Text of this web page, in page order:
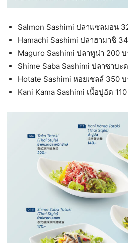
Salmon Sashimi ปลาแซลมอน
Hamachi Sashimi ปลาฮามาชิ
Maguro Sashimi ปลาทูน่า 200
Shime Saba Sashimi ปลาซาบะ
Hotate Sashimi หอยเชลล์ 350
Kani Kama Sashimi เนื้อปูอัด